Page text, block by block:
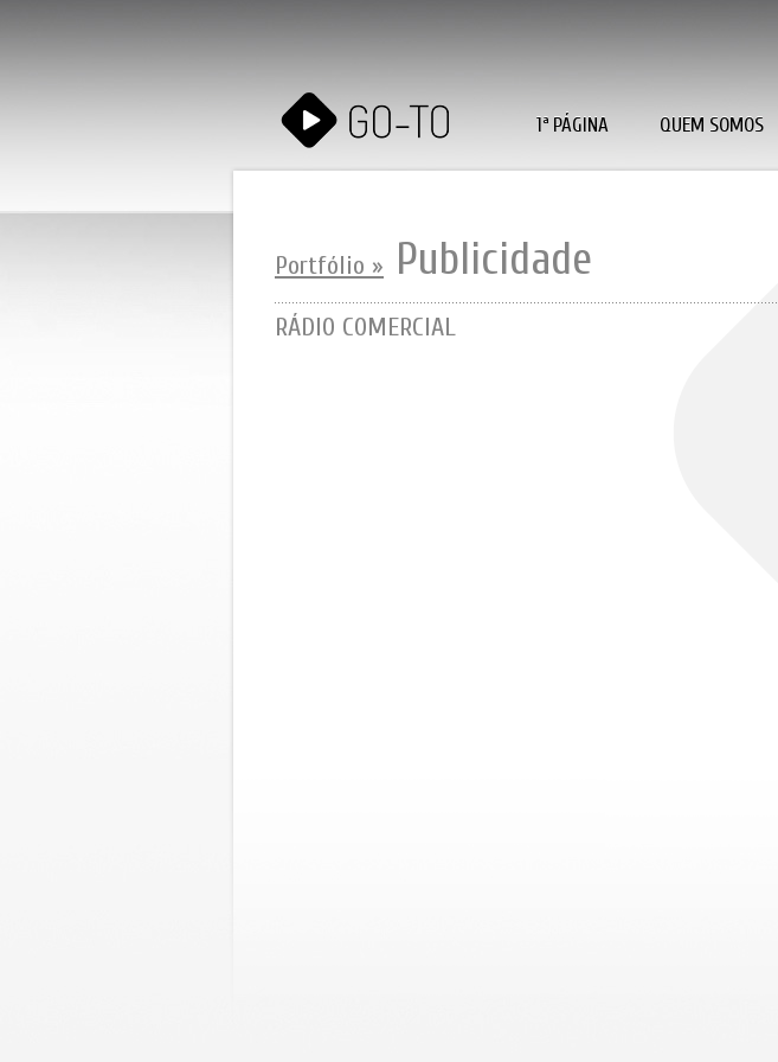
1ª PÁGINA QUEM SOMOS
Portfólio » Publicidade
RÁDIO COMERCIAL